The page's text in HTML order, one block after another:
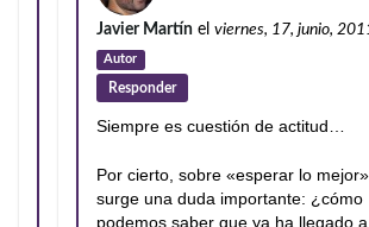
Javier Martín el viernes, 17, junio,
Autor
Responder
Siempre es cuestión de actitud…
Por cierto, sobre «esperar lo
surge una duda importante: ¿cómo
podemos saber que ya ha llegado